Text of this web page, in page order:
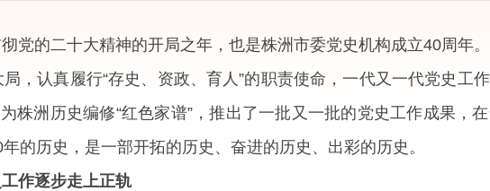
党的二十大精神的开局之年，也是株洲市委党史机构成立40周年
，认真履行“存史、资政、育人”的职责使命，一代又一代党史工
株洲历史编修“红色家谱”，推出了一批又一批的党史工作成果，
的历史，是一部开拓的历史、奋进的历史、出彩的历史。
作逐步走上正轨